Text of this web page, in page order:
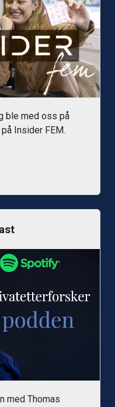
ble med oss på
Insider FEM.
med Thomas